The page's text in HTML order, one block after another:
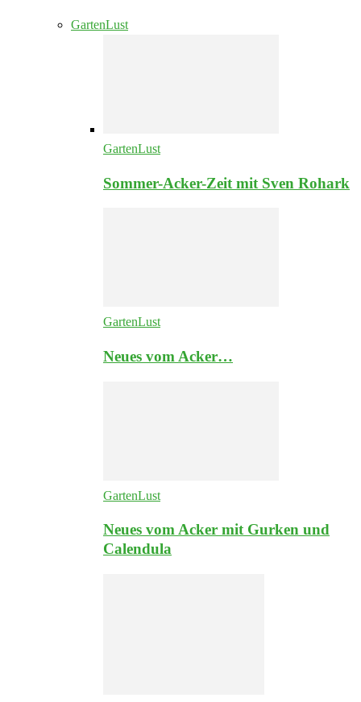
GartenLust
GartenLust
Sommer-Acker-Zeit mit Sven Rohark
GartenLust
Neues vom Acker…
GartenLust
Neues vom Acker mit Gurken und
Calendula